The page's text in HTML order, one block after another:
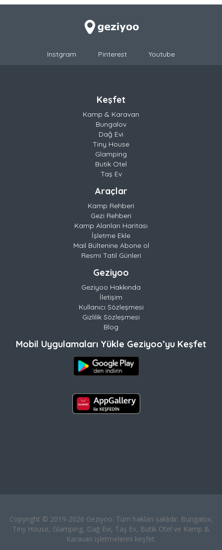
Instgram Pinterest Youtube
Keşfet
Kamp & Karavan
Bungalov
Dağ Evi
Tiny House
Glamping
Butik Otel
Taş Ev
Araçlar
Kamp Rehberi
Gezi Rehberi
Kamp Alanları Haritası
İşletme Ekle
Mail Bültenine Abone ol
Resmi Tatil Günleri
Geziyoo
Geziyoo Hakkında
İletişim
Kullanıcı Sözleşmesi
Gizlilik Sözleşmesi
Blog
Mobil Uygulamaları Yükle Geziyoo’yu Keşfet
Copyright © 2019-2026 Geziyoo. Tüm hakları saklıdır. Bungalov,
Tiny House, Glamping, Dağ Evi, Taş Ev, Butik Otel ve Kamp &
Karavan işletmelerini keşfet.